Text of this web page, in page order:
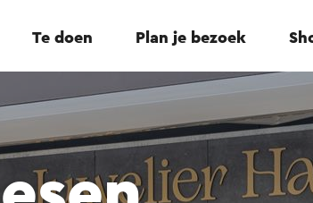
Te doen Plan je bezoek